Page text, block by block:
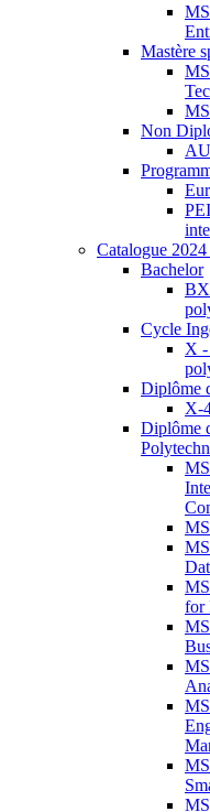
Mastère
Non
Catalogue
Bachelor
BX
Cycle
X -
Diplôme
X-
Diplôme
for